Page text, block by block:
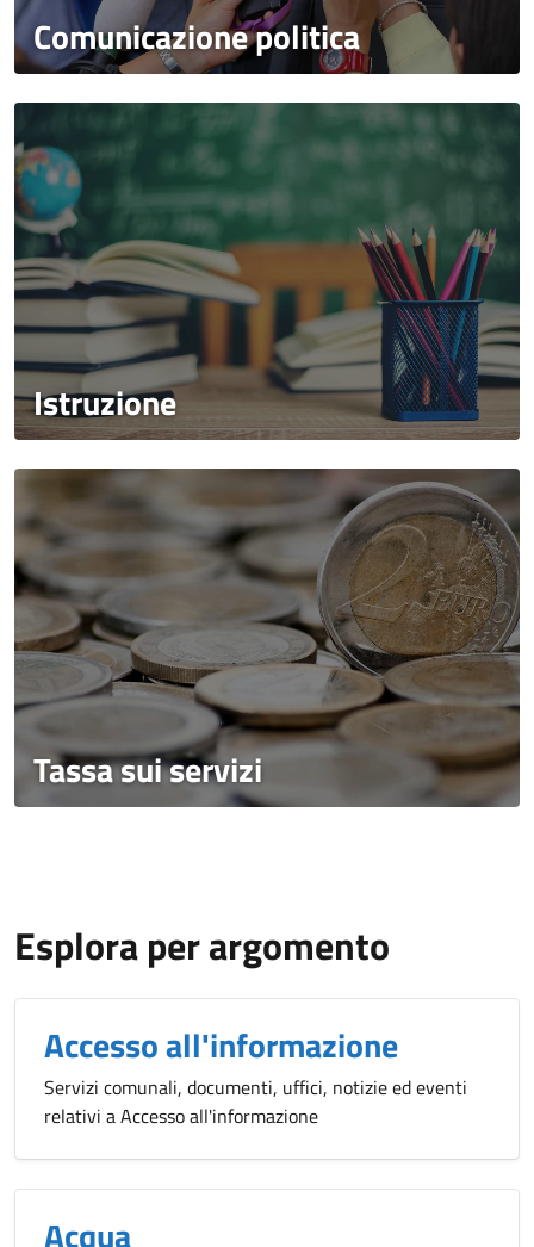
Comunicazione politica
Istruzione
Tassa sui servizi
Esplora per argomento
Accesso all'informazione
Servizi comunali, documenti, uffici, notizie ed eventi
relativi a Accesso all'informazione
Acqua